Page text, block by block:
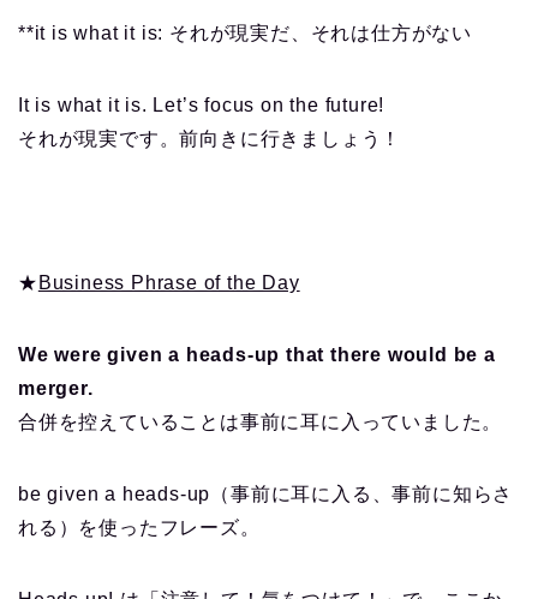
**it is what it is: それが現実だ、それは仕方がない
It is what it is. Let’s focus on the future!
それが現実です。前向きに行きましょう！
★ Business Phrase of the Day
We were given a heads-up that there would be a
merger.
合併を控えていることは事前に耳に入っていました。
be given a heads-up（事前に耳に入る、事前に知らさ
れる）を使ったフレーズ。